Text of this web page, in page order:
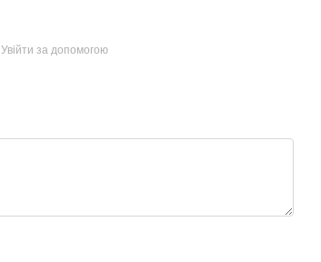
Увійти за допомогою